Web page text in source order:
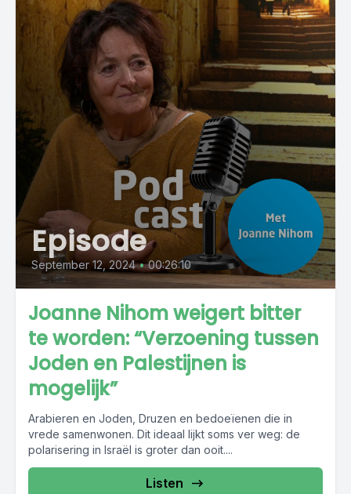
Episode
September 12, 2024 • 00:26:10
Joanne Nihom weigert bitter
te worden: “Verzoening tussen
Joden en Palestijnen is
mogelijk”
Arabieren en Joden, Druzen en bedoeïenen die in
vrede samenwonen. Dit ideaal lijkt soms ver weg: de
polarisering in Israël is groter dan ooit....
Listen